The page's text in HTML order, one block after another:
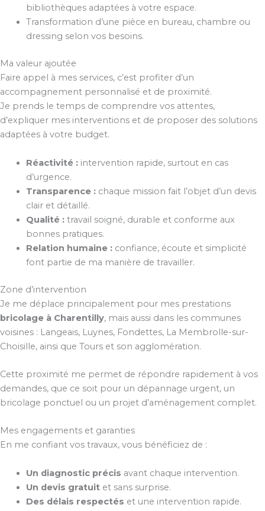
bibliothèques adaptées à votre espace.
Transformation d’une pièce en bureau, chambre ou
dressing selon vos besoins.
Ma valeur ajoutée
Faire appel à mes services, c’est profiter d’un
accompagnement personnalisé et de proximité.
Je prends le temps de comprendre vos attentes,
d’expliquer mes interventions et de proposer des solutions
adaptées à votre budget.
Réactivité :intervention rapide, surtout en cas
d’urgence.
Transparence :chaque mission fait l’objet d’un devis
clair et détaillé.
Qualité :travail soigné, durable et conforme aux
bonnes pratiques.
Relation humaine :confiance, écoute et simplicité
font partie de ma manière de travailler.
Zone d’intervention
Je me déplace principalement pour mes prestations
bricolage à Charentilly, mais aussi dans les communes
voisines : Langeais, Luynes, Fondettes, La Membrolle-sur-
Choisille, ainsi que Tours et son agglomération.
Cette proximité me permet de répondre rapidement à vos
demandes, que ce soit pour un dépannage urgent, un
bricolage ponctuel ou un projet d’aménagement complet.
Mes engagements et garanties
En me confiant vos travaux, vous bénéficiez de :
Un diagnostic précis avant chaque intervention.
Un devis gratuitet sans surprise.
Des délais respectés et une intervention rapide.